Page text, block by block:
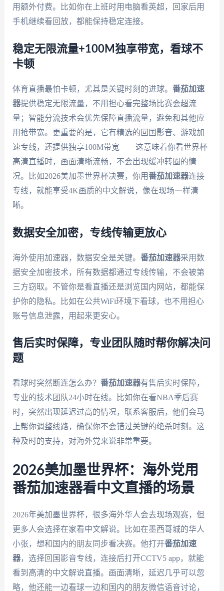
用额外付费。比如你在上班时用电脑看英超，回家后用
手机继续看回放，都能保持稳定连接。
稳定无限流量+100M独享带宽，看球不
卡顿
体育直播最怕卡顿，尤其是关键时刻的进球。 番茄加速
器提供稳定无限流量，不用担心看完整场比赛会超流
量；智能分流技术会优先保障直播流量，避免和其他应
用抢带宽。更重要的是，它有精选的回国影音、游戏加
速专线，还提供独享100M带宽——这意味着你看世界杯
高清直播时，画面清晰流畅，不会出现缓冲转圈的情
况。比如2026美加墨世界杯决赛，你用番茄加速器连接
专线，就能享受4K画质的中文解说，像在现场一样清
晰。
数据安全加密，专线传输更放心
海外使用加速器，数据安全是关键。 番茄加速器采用数
据安全加密技术，所有数据都通过专线传输，不会被第
三方窃取。不管你是看直播还是浏览国内网站，都能保
护你的隐私。比如在公共WiFi环境下看球，也不用担心
账号信息泄露，用起来更安心。
售后实时保障，专业团队随时帮你解决问
题
看球时突然断连怎么办？ 番茄加速器有售后实时保障，
专业的技术团队24小时在线。比如你在看NBA季后赛
时，突然出现延迟过高的情况，联系客服后，他们会马
上帮你调整线路，确保你不会错过关键的绝杀时刻。这
种及时的支持，对海外党来说非常重要。
2026美加墨世界杯：海外党用
番茄加速器看中文直播的场景
2026年美加墨世界杯，很多海外华人会去现场观赛，但
更多人会选择在家看中文解说。比如在墨西哥城的华人
小张，想和国内的朋友同步看决赛。他打开番茄加速
器，选择回国影音专线，连接后打开CCTV5 app，就能
看到高清的中文解说直播。画面清晰，延迟几乎可以忽
略，他还能一边看球一边和国内的朋友微信语音讨论，